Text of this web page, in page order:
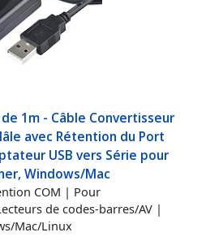
de 1m - Câble Convertisseur
avec Rétention du Port
USB vers Série pour
Windows/Mac
COM | Pour
de codes-barres/AV |
Mac/Linux